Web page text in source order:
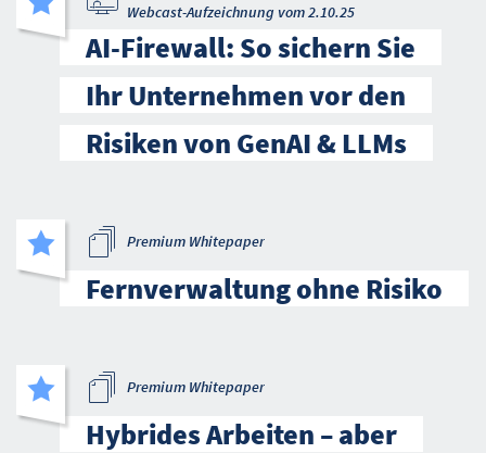
Webcast-Aufzeichnung vom 2.10.25
AI-Firewall: So sichern Sie
Ihr Unternehmen vor den
Risiken von GenAI & LLMs
Premium Whitepaper
Fernverwaltung ohne Risiko
Premium Whitepaper
Hybrides Arbeiten – aber